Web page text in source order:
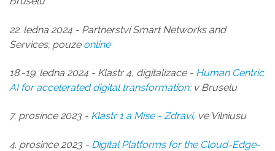
22. ledna 2024 - Partnerství Smart Networks and
Services; pouze online
18.-19. ledna 2024 - Klastr 4, digitalizace - Human Centric
AI for accelerated digital transformation; v Bruselu
7. prosince 2023 - Klastr 1 a Mise - Zdraví, ve Vilniusu
4. prosince 2023 - Digital Platforms for the Cloud-Edge-